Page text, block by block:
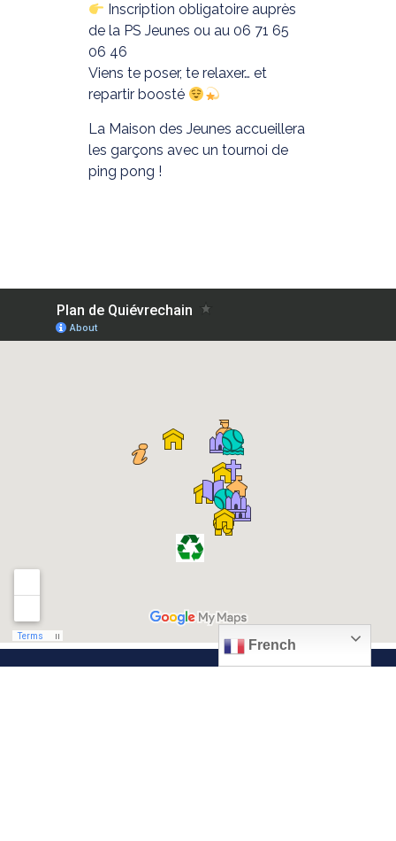
Inscription obligatoire auprès
de la PS Jeunes ou au 06 71 65
06 46
Viens te poser, te relaxer… et
repartir boosté
La Maison des Jeunes accueillera
les garçons avec un tournoi de
ping pong !
French